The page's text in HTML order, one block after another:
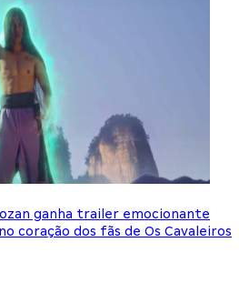
ganha trailer emocionante
coração dos fãs de Os Cavaleiros